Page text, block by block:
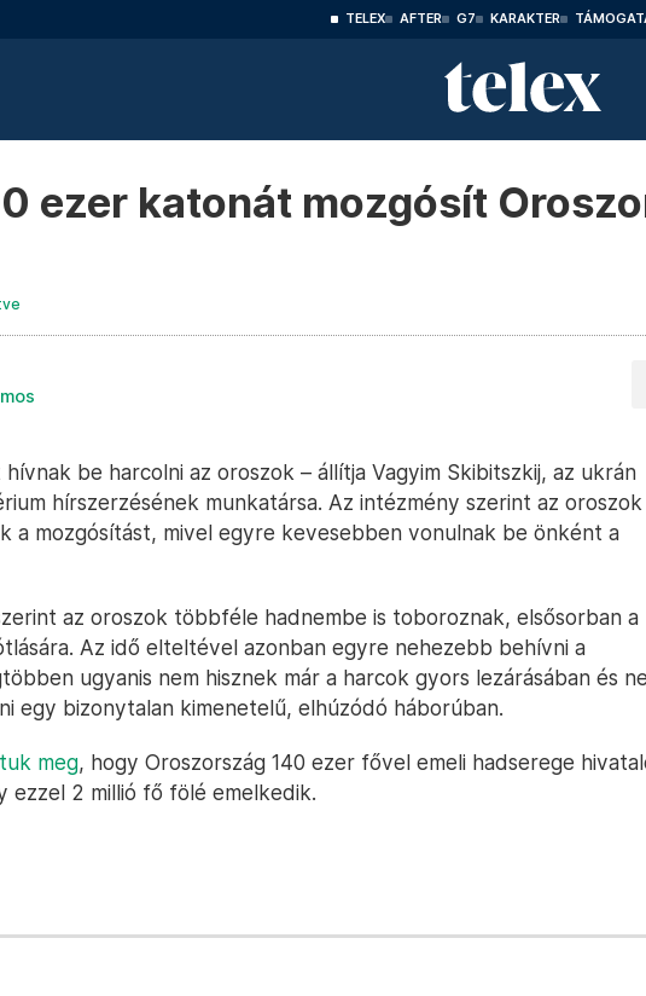
TELEX AFTER G7 KARAKTER
ezer katonát mozgósít
be harcolni az oroszok – állítja Vagyim Skibitszkij, az ukrán
hírszerzésének munkatársa. Az intézmény szerint az oroszok
a mozgósítást, mivel egyre kevesebben vonulnak be önként a
az oroszok többféle hadnembe is toboroznak, elsősorban a
Az idő elteltével azonban egyre nehezebb behívni a
ugyanis nem hisznek már a harcok gyors lezárásában és
egy bizonytalan kimenetelű, elhúzódó háborúban.
meg, hogy Oroszország 140 ezer fővel emeli hadserege
ezzel 2 millió fő fölé emelkedik.